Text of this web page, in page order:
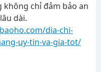
chỉ đảm bảo an
dài.
dia-chi-
uy-tin-va-gia-tot/